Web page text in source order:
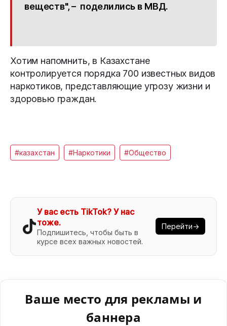
веществ", – поделились в МВД.
Хотим напомнить, в Казахстане
контролируется порядка 700 известных видов
наркотиков, представляющие угрозу жизни и
здоровью граждан.
#казахстан #Наркотики #Общество
У вас есть TikTok? У нас
тоже.
Подпишитесь, чтобы быть в
курсе всех важных новостей.
Перейти→
Ваше место для рекламы и
баннера